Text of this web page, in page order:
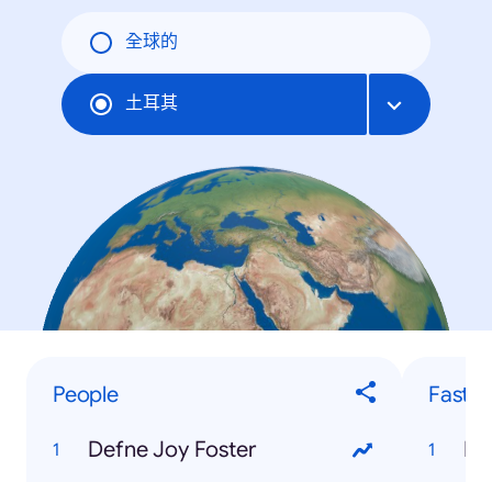
全球的
土耳其
People
Defne Joy Foster